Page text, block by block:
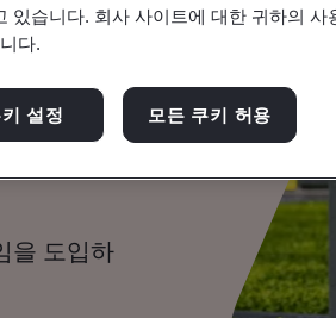
, 보
을 도입하
있습니다. 회사 사이트에 대한 귀하의 사
다.
설정 모든 쿠키 허용